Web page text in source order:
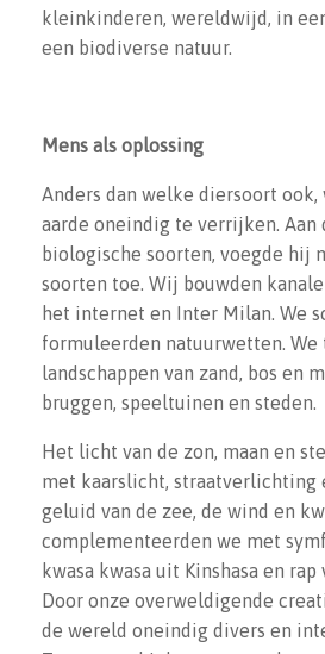
kleinkinderen, wereldwijd, in
een biodiverse natuur.
Mens als oplossing
Anders dan welke diersoort ook,
aarde oneindig te verrijken. Aan
biologische soorten, voegde hij
soorten toe. Wij bouwden
het internet en Inter Milan. We
formuleerden natuurwetten. We
landschappen van zand, bos en
bruggen, speeltuinen en steden.
Het licht van de zon, maan en
met kaarslicht, straatverlichting
geluid van de zee, de wind en
complementeerden we met
kwasa kwasa uit Kinshasa en rap
Door onze overweldigende
de wereld oneindig divers en